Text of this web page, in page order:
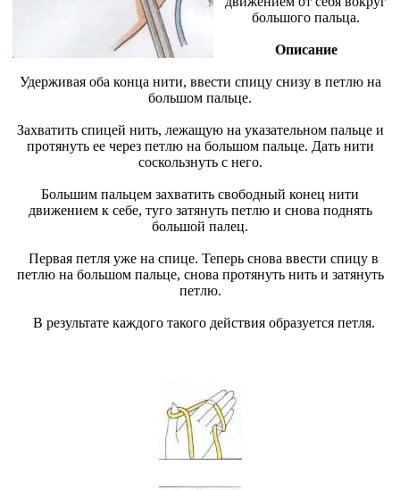
большого пальца.
Описание
Удерживая оба конца нити, ввести спицу снизу в петлю на
большом пальце.
Захватить спицей нить, лежащую на указательном пальце и
протянуть ее через петлю на большом пальце. Дать нити
соскользнуть с него.
Большим пальцем захватить свободный конец нити
движением к себе, туго затянуть петлю и снова поднять
большой палец.
Первая петля уже на спице. Теперь снова ввести спицу в
петлю на большом пальце, снова протянуть нить и затянуть
петлю.
В результате каждого такого действия образуется петля.